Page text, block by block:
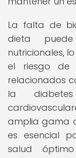
La falta de
dieta
nutricionales,
el riesgo de
relacionados
la
amplia gama
es esencial
salud